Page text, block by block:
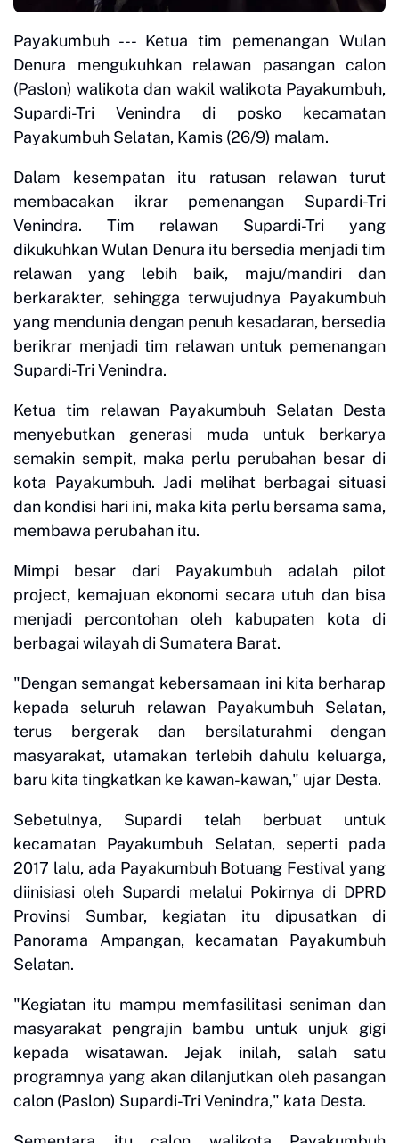
Payakumbuh --- Ketua tim pemenangan Wulan
Denura mengukuhkan relawan pasangan calon
(Paslon) walikota dan wakil walikota Payakumbuh,
Supardi-Tri Venindra di posko kecamatan
Payakumbuh Selatan, Kamis (26/9) malam.
Dalam kesempatan itu ratusan relawan turut
membacakan ikrar pemenangan Supardi-Tri
Venindra. Tim relawan Supardi-Tri yang
dikukuhkan Wulan Denura itu bersedia menjadi tim
relawan yang lebih baik, maju/mandiri dan
berkarakter, sehingga terwujudnya Payakumbuh
yang mendunia dengan penuh kesadaran, bersedia
berikrar menjadi tim relawan untuk pemenangan
Supardi-Tri Venindra.
Ketua tim relawan Payakumbuh Selatan Desta
menyebutkan generasi muda untuk berkarya
semakin sempit, maka perlu perubahan besar di
kota Payakumbuh. Jadi melihat berbagai situasi
dan kondisi hari ini, maka kita perlu bersama sama,
membawa perubahan itu.
Mimpi besar dari Payakumbuh adalah pilot
project, kemajuan ekonomi secara utuh dan bisa
menjadi percontohan oleh kabupaten kota di
berbagai wilayah di Sumatera Barat.
"Dengan semangat kebersamaan ini kita berharap
kepada seluruh relawan Payakumbuh Selatan,
terus bergerak dan bersilaturahmi dengan
masyarakat, utamakan terlebih dahulu keluarga,
baru kita tingkatkan ke kawan-kawan," ujar Desta.
Sebetulnya, Supardi telah berbuat untuk
kecamatan Payakumbuh Selatan, seperti pada
2017 lalu, ada Payakumbuh Botuang Festival yang
diinisiasi oleh Supardi melalui Pokirnya di DPRD
Provinsi Sumbar, kegiatan itu dipusatkan di
Panorama Ampangan, kecamatan Payakumbuh
Selatan.
"Kegiatan itu mampu memfasilitasi seniman dan
masyarakat pengrajin bambu untuk unjuk gigi
kepada wisatawan. Jejak inilah, salah satu
programnya yang akan dilanjutkan oleh pasangan
calon (Paslon) Supardi-Tri Venindra," kata Desta.